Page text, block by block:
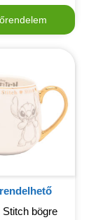
Stitch bögre